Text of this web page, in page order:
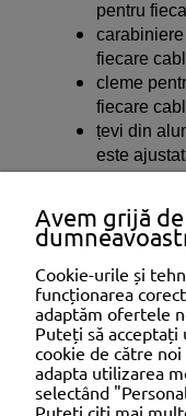
pentru
fiecare
cleme
fiecare
țevi din
este
Avem grijă
Cookie-urile și
funcționarea
adaptăm ofertele
Puteți să
cookie de către
adapta utilizarea
selectând
Puteți citi mai